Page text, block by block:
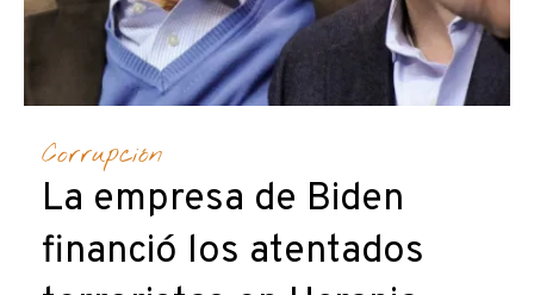
Corrupción
La empresa de Biden
financió los atentados